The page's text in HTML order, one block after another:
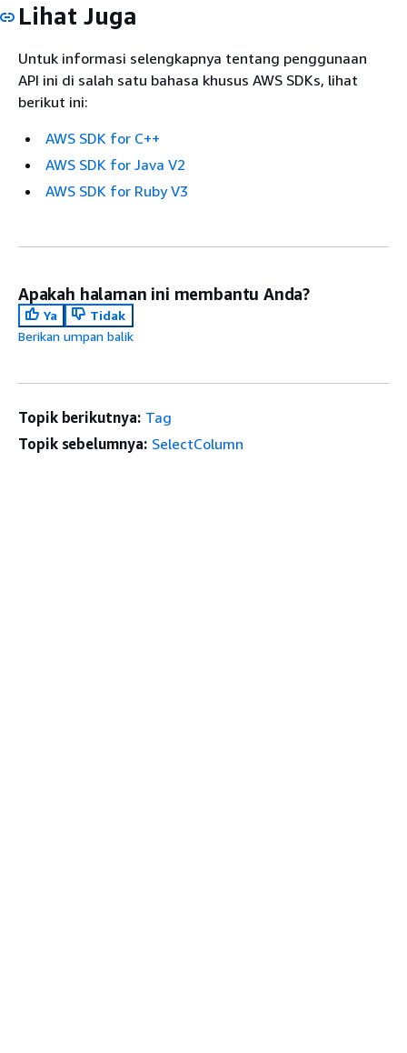
Lihat Juga
Untuk informasi selengkapnya tentang penggunaan
API ini di salah satu bahasa khusus AWS SDKs, lihat
berikut ini:
AWS SDK for C++
AWS SDK for Java V2
AWS SDK for Ruby V3
Apakah halaman ini membantu Anda?
Ya
Tidak
Berikan umpan balik
Topik berikutnya: Tag
Topik sebelumnya: SelectColumn